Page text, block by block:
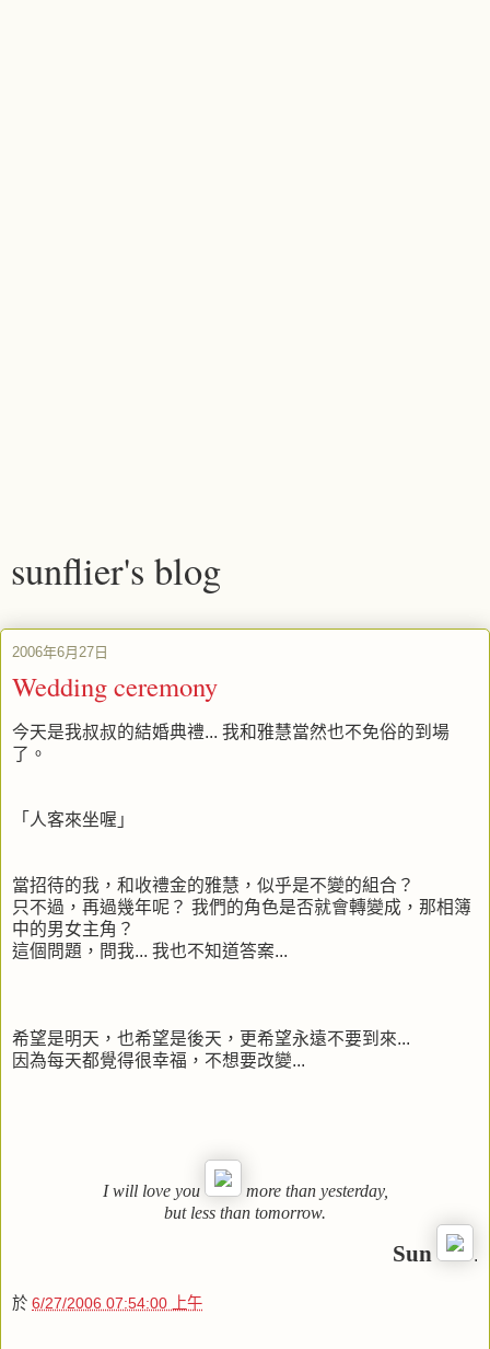
sunflier's blog
2006年6月27日
Wedding ceremony
今天是我叔叔的結婚典禮... 我和雅慧當然也不免俗的到場
了。
「人客來坐喔」
當招待的我，和收禮金的雅慧，似乎是不變的組合？
只不過，再過幾年呢？ 我們的角色是否就會轉變成，那相簿
中的男女主角？
這個問題，問我... 我也不知道答案...
希望是明天，也希望是後天，更希望永遠不要到來...
因為每天都覺得很幸福，不想要改變...
I will love you
more than yesterday,
but less than tomorrow.
Sun .
於 6/27/2006 07:54:00 上午